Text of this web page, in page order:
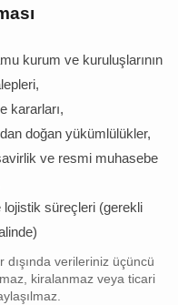
kurum ve kuruluşlarının
kararları,
doğan yükümlülükler,
ve resmi muhasebe
lojistik süreçleri (gerekli
dışında verileriniz üçüncü
kiralanmaz veya ticari